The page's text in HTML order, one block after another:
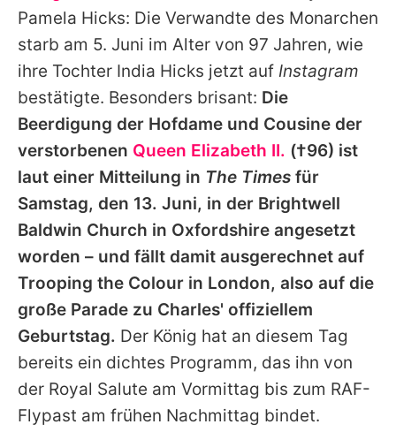
Alle Themen auf Promiflash
Jobs
App runterladen
Team
Redaktionelle Richtlinien
Impressum
Datenschutzerklärung
Nutzungsbedingungen
Utiq verwalten
Pamela Hicks: Die Verwandte des Monarchen
starb am 5. Juni im Alter von 97 Jahren, wie
ihre Tochter India Hicks jetzt auf Instagram
bestätigte. Besonders brisant: Die
Beerdigung der Hofdame und Cousine der
verstorbenen Queen Elizabeth II. (†96) ist
laut einer Mitteilung in The Times für
Samstag, den 13. Juni, in der Brightwell
Baldwin Church in Oxfordshire angesetzt
worden – und fällt damit ausgerechnet auf
Trooping the Colour in London, also auf die
große Parade zu Charles' offiziellem
Geburtstag. Der König hat an diesem Tag
bereits ein dichtes Programm, das ihn von
der Royal Salute am Vormittag bis zum RAF-
Flypast am frühen Nachmittag bindet.